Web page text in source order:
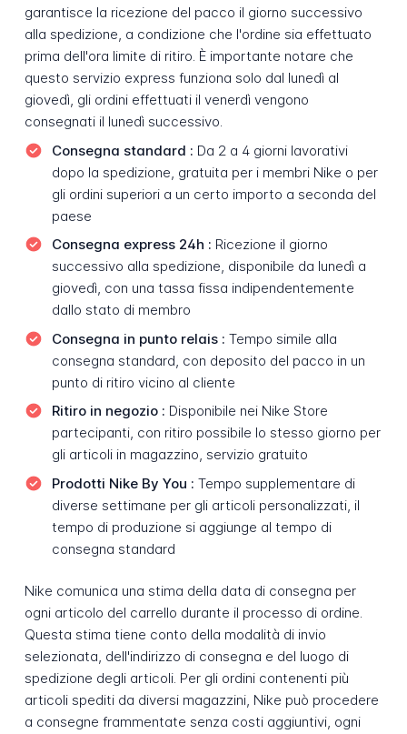
garantisce la ricezione del pacco il giorno successivo
alla spedizione, a condizione che l'ordine sia effettuato
prima dell'ora limite di ritiro. È importante notare che
questo servizio express funziona solo dal lunedì al
giovedì, gli ordini effettuati il venerdì vengono
consegnati il lunedì successivo.
Consegna standard : Da 2 a 4 giorni lavorativi
dopo la spedizione, gratuita per i membri Nike o per
gli ordini superiori a un certo importo a seconda del
paese
Consegna express 24h : Ricezione il giorno
successivo alla spedizione, disponibile da lunedì a
giovedì, con una tassa fissa indipendentemente
dallo stato di membro
Consegna in punto relais : Tempo simile alla
consegna standard, con deposito del pacco in un
punto di ritiro vicino al cliente
Ritiro in negozio : Disponibile nei Nike Store
partecipanti, con ritiro possibile lo stesso giorno per
gli articoli in magazzino, servizio gratuito
Prodotti Nike By You : Tempo supplementare di
diverse settimane per gli articoli personalizzati, il
tempo di produzione si aggiunge al tempo di
consegna standard
Nike comunica una stima della data di consegna per
ogni articolo del carrello durante il processo di ordine.
Questa stima tiene conto della modalità di invio
selezionata, dell'indirizzo di consegna e del luogo di
spedizione degli articoli. Per gli ordini contenenti più
articoli spediti da diversi magazzini, Nike può procedere
a consegne frammentate senza costi aggiuntivi, ogni